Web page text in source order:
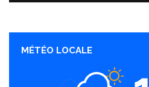
MÉTÉO LOCALE